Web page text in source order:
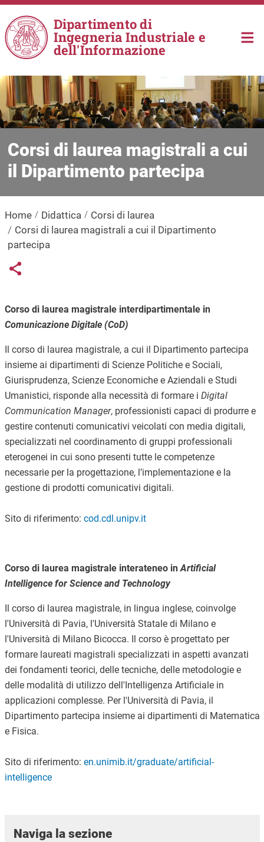
Salta al contenuto principale
Dipartimento di
Ingegneria Industriale e
dell'Informazione
Corsi di laurea magistrali a cui
il Dipartimento partecipa
Home Didattica
Corsi di laurea
Corsi di laurea magistrali a cui il Dipartimento
partecipa
Links condivisione social
Share button
Corso di laurea magistrale interdipartimentale in
Comunicazione Digitale (CoD)
Il corso di laurea magistrale, a cui il Dipartimento partecipa
insieme ai dipartimenti di Scienze Politiche e Sociali,
Giurisprudenza, Scienze Economiche e Aziendali e Studi
Umanistici, risponde alla necessità di formare i Digital
Communication Manager, professionisti capaci di produrre e
gestire contenuti comunicativi veicolati con media digitali,
specializzati nel coordinamento di gruppi professionali
eterogenei in cui sono presenti tutte le competenze
necessarie per la progettazione, l’implementazione e la
gestione di prodotti comunicativi digitali.
Sito di riferimento: cod.cdl.unipv.it
Corso di laurea magistrale interateneo inArtificial
Intelligence for Science and Technology
Il corso di laurea magistrale, in lingua inglese, coinvolge
l'Università di Pavia, l'Università Statale di Milano e
l'Università di Milano Bicocca. Il corso è progettato per
formare laureati magistrali specializzati in aspetti avanzati
dei fondamenti teorici, delle tecniche, delle metodologie e
delle modalità di utilizzo dell'Intelligenza Artificiale in
applicazioni complesse. Per l'Università di Pavia, il
Dipartimento partecipa insieme ai dipartimenti di Matematica
e Fisica.
Sito di riferimento: en.unimib.it/graduate/artificial-
intelligence
Naviga la sezione